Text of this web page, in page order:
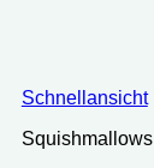
Schnellansicht
Squishmallows